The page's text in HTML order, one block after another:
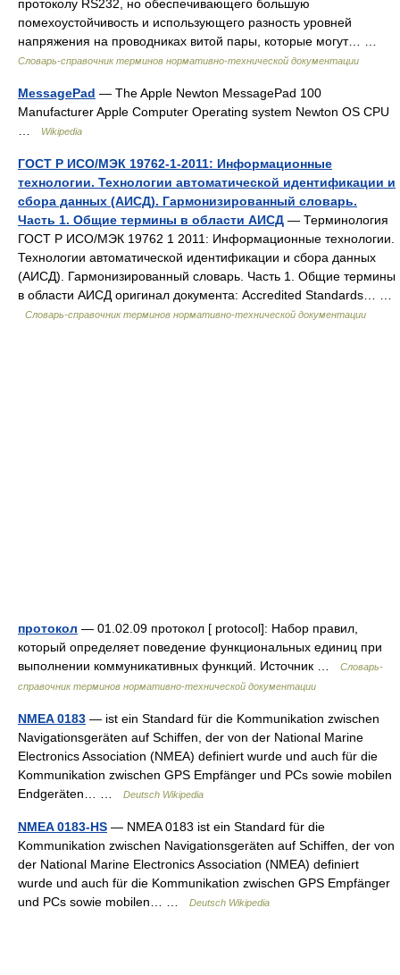
протоколу RS232, но обеспечивающего большую
помехоустойчивость и использующего разность уровней
напряжения на проводниках витой пары, которые могут… …
Словарь-справочник терминов нормативно-технической документации
MessagePad — The Apple Newton MessagePad 100
Manufacturer Apple Computer Operating system Newton OS CPU
Wikipedia
ГОСТ Р ИСО/МЭК 19762-1-2011: Информационные
технологии. Технологии автоматической идентификации и
сбора данных (АИСД). Гармонизированный словарь.
Часть 1. Общие термины в области АИСД — Терминология
ГОСТ Р ИСО/МЭК 19762 1 2011: Информационные технологии.
Технологии автоматической идентификации и сбора данных
(АИСД). Гармонизированный словарь. Часть 1. Общие термины
в области АИСД оригинал документа: Accredited Standards… …
Словарь-справочник терминов нормативно-технической документации
протокол — 01.02.09 протокол [ protocol]: Набор правил,
который определяет поведение функциональных единиц при
выполнении коммуникативных функций. Источник …
Словарь-
справочник терминов нормативно-технической документации
NMEA 0183 — ist ein Standard für die Kommunikation zwischen
Navigationsgeräten auf Schiffen, der von der National Marine
Electronics Association (NMEA) definiert wurde und auch für die
Kommunikation zwischen GPS Empfänger und PCs sowie mobilen
Endgeräten… …
Deutsch Wikipedia
NMEA 0183-HS — NMEA 0183 ist ein Standard für die
Kommunikation zwischen Navigationsgeräten auf Schiffen, der von
der National Marine Electronics Association (NMEA) definiert
wurde und auch für die Kommunikation zwischen GPS Empfänger
und PCs sowie mobilen… …
Deutsch Wikipedia